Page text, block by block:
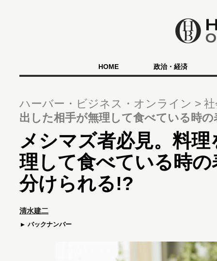
HOME 政治・経済
ハーバー・ビジネス・オンライン
出した相手が無理して食べている時
メシマズ者必見。料
理して食べている時
分けられる!?
清水建二
バックナンバー